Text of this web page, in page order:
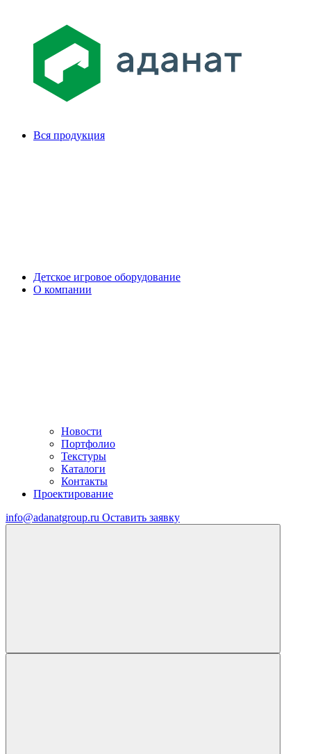
Вся продукция
Детское игровое оборудование
О компании
Новости
Портфолио
Текстуры
Каталоги
Контакты
Проектирование
info@adanatgroup.ru Оставить заявку